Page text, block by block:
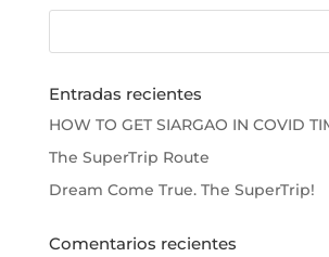
Entradas recientes
HOW TO GET SIARGAO IN COVID
The SuperTrip Route
Dream Come True. The SuperTrip!
Comentarios recientes